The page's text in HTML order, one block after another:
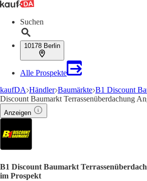
Suchen
10178 Berlin
Alle Prospekte
kaufDA Händler Baumärkte B1 Discount
Discount Baumarkt Terrassenüberdachung
Anzeigen
B1 Discount Baumarkt
im Prospekt